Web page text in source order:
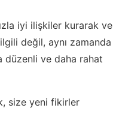
iyi ilişkiler kurarak ve
değil, aynı zamanda
düzenli ve daha rahat
size yeni fikirler